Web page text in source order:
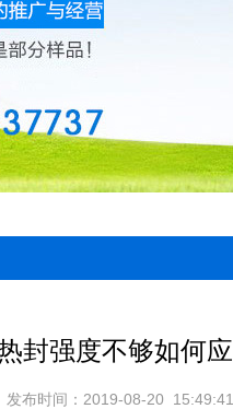
封强度不够如何
发布时间：2019-08-20 15:49:41